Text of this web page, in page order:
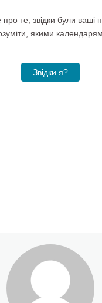
про те, звідки були ваші
якими
Звідки я?